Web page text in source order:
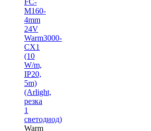
M160-
4mm
24V
Warm3000-
CX1
(10
W/m,
IP20,
5m)
(Arlight,
резка
1
светодиод)
Warm